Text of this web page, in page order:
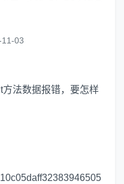
03
法数据报错，要怎样